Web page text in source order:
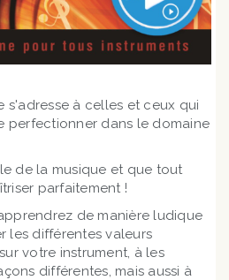
s'adresse à celles et ceux qui
perfectionner dans le domaine
de la musique et que tout
parfaitement !
de manière ludique
les différentes valeurs
votre instrument, à les
différentes, mais aussi à